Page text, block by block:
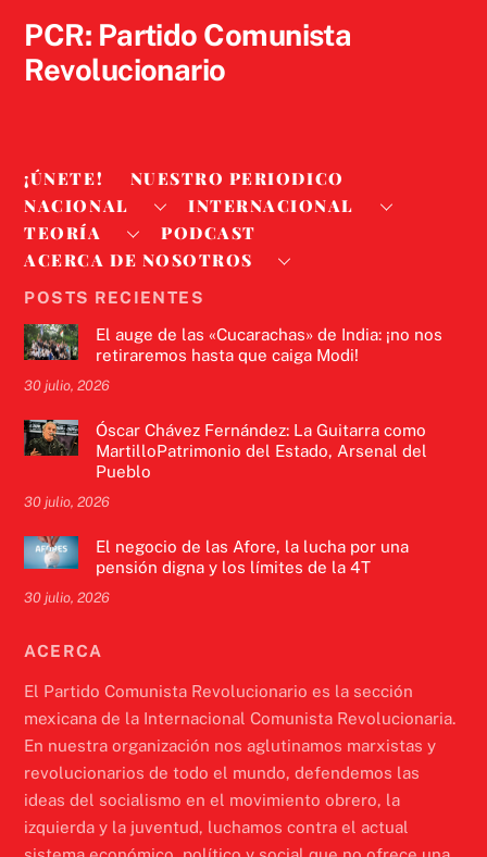
PCR: Partido Comunista
Revolucionario
¡ÚNETE!
NUESTRO PERIODICO
NACIONAL
INTERNACIONAL
TEORÍA
PODCAST
ACERCA DE NOSOTROS
POSTS RECIENTES
El auge de las «Cucarachas» de India: ¡no nos
retiraremos hasta que caiga Modi!
30 julio, 2026
Óscar Chávez Fernández: La Guitarra como
MartilloPatrimonio del Estado, Arsenal del
Pueblo
30 julio, 2026
El negocio de las Afore, la lucha por una
pensión digna y los límites de la 4T
30 julio, 2026
ACERCA
El Partido Comunista Revolucionario es la sección
mexicana de la Internacional Comunista Revolucionaria.
En nuestra organización nos aglutinamos marxistas y
revolucionarios de todo el mundo, defendemos las
ideas del socialismo en el movimiento obrero, la
izquierda y la juventud, luchamos contra el actual